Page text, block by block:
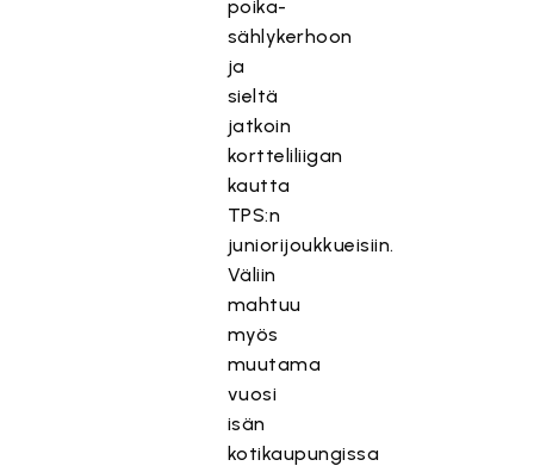
poika-
sählykerhoon
ja
sieltä
jatkoin
kortteliliigan
kautta
TPS:n
juniorijoukkueisiin.
Väliin
mahtuu
myös
muutama
vuosi
isän
kotikaupungissa